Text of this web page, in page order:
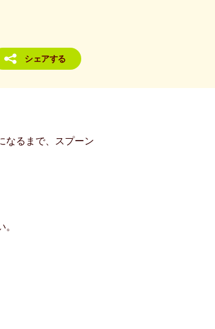
シェアする
なるまで、スプーン